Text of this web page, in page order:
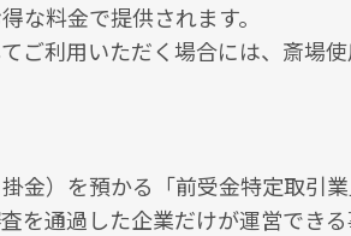
な料金で提供されます。
ご利用いただく場合には、斎場
⾦）を預かる「前受⾦特定取引
を通過した企業だけが運営でき